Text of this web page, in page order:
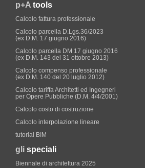
p+A tools
Calcolo fattura professionale
Calcolo parcella D.Lgs.36/2023
(ex D.M. 17 giugno 2016)
Calcolo parcella DM 17 giugno 2016
(ex D.M. 143 del 31 ottobre 2013)
Calcolo compenso professionale
(ex D.M. 140 del 20 luglio 2012)
Calcolo tariffa Architetti ed Ingegneri
per Opere Pubbliche (D.M. 4/4/2001)
Calcolo costo di costruzione
Calcolo interpolazione lineare
tutorial BIM
gli speciali
Biennale di architettura 2025